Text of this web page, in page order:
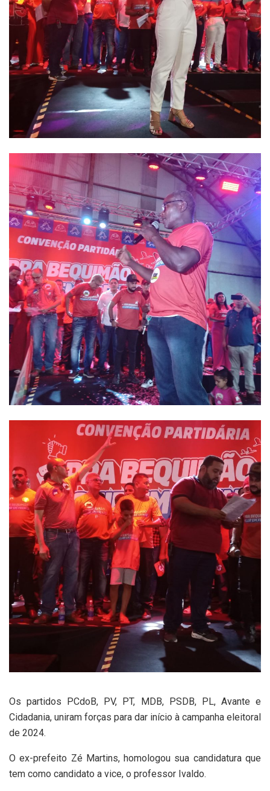
Os partidos PCdoB, PV, PT, MDB, PSDB, PL, Avante e
Cidadania, uniram forças para dar início à campanha eleitoral
de 2024.
O ex-prefeito Zé Martins, homologou sua candidatura que
tem como candidato a vice, o professor Ivaldo.